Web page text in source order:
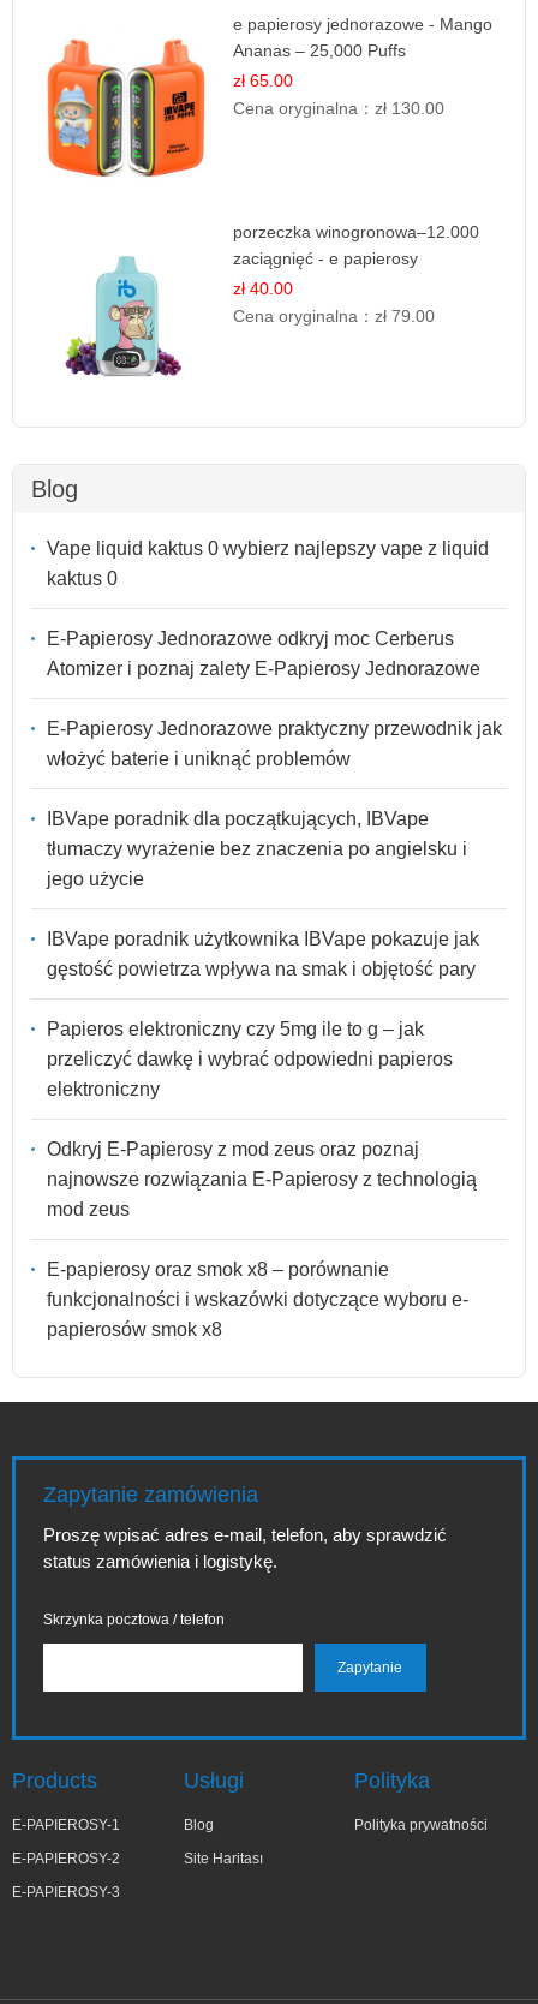
e papierosy jednorazowe - Mango
Ananas – 25,000 Puffs
zł 65.00
Cena oryginalna：zł 130.00
porzeczka winogronowa–12.000
zaciągnięć - e papierosy
zł 40.00
Cena oryginalna：zł 79.00
Blog
Vape liquid kaktus 0 wybierz najlepszy vape z liquid
kaktus 0
E-Papierosy Jednorazowe odkryj moc Cerberus
Atomizer i poznaj zalety E-Papierosy Jednorazowe
E-Papierosy Jednorazowe praktyczny przewodnik jak
włożyć baterie i uniknąć problemów
IBVape poradnik dla początkujących, IBVape
tłumaczy wyrażenie bez znaczenia po angielsku i
jego użycie
IBVape poradnik użytkownika IBVape pokazuje jak
gęstość powietrza wpływa na smak i objętość pary
Papieros elektroniczny czy 5mg ile to g – jak
przeliczyć dawkę i wybrać odpowiedni papieros
elektroniczny
Odkryj E-Papierosy z mod zeus oraz poznaj
najnowsze rozwiązania E-Papierosy z technologią
mod zeus
E-papierosy oraz smok x8 – porównanie
funkcjonalności i wskazówki dotyczące wyboru e-
papierosów smok x8
Zapytanie zamówienia
Proszę wpisać adres e-mail, telefon, aby sprawdzić
status zamówienia i logistykę.
Skrzynka pocztowa / telefon
Products
E-PAPIEROSY-1
E-PAPIEROSY-2
E-PAPIEROSY-3
Usługi
Blog
Site Haritası
Polityka
Polityka prywatności